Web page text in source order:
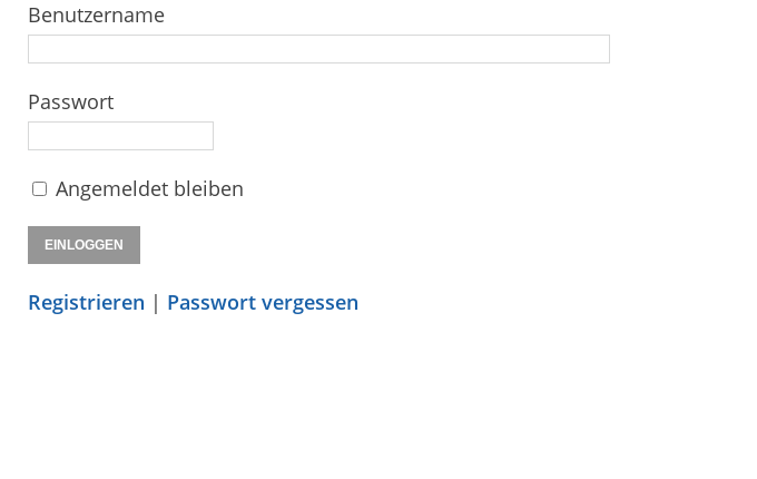
Benutzername
Passwort
Angemeldet bleiben
Registrieren | Passwort vergessen